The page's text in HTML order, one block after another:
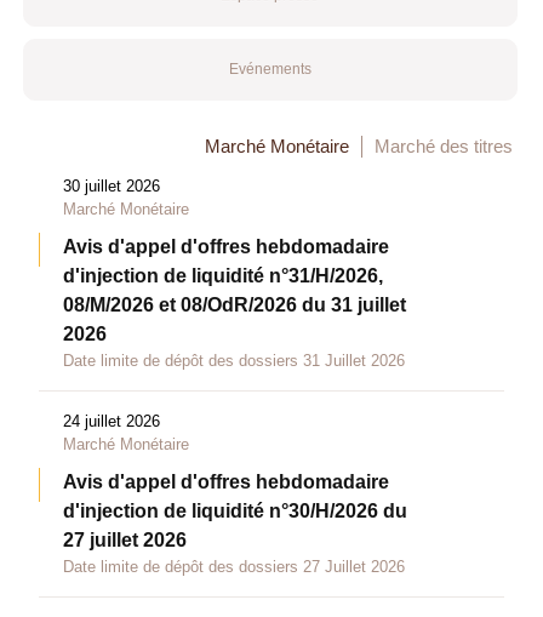
Evénements
Marché Monétaire Marché des titres
30 juillet 2026
Marché Monétaire
Avis d'appel d'offres hebdomadaire
d'injection de liquidité n°31/H/2026,
08/M/2026 et 08/OdR/2026 du 31 juillet
2026
Date limite de dépôt des dossiers 31 Juillet 2026
24 juillet 2026
Marché Monétaire
Avis d'appel d'offres hebdomadaire
d'injection de liquidité n°30/H/2026 du
27 juillet 2026
Date limite de dépôt des dossiers 27 Juillet 2026